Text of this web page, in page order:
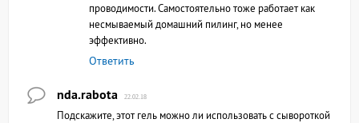
проводимости. Самостоятельно тоже работает как
несмываемый домашний пилинг, но менее
эффективно.
Ответить
nda.rabota 22.02.18
Подскажите, этот гель можно ли использовать с сывороткой